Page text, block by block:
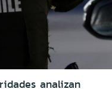
analizan